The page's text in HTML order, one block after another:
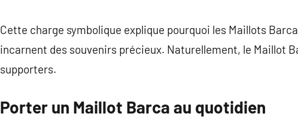
Cette charge symbolique explique pourquoi les Maillots
incarnent des souvenirs précieux. Naturellement, le Maillot
supporters.
Porter un Maillot Barca au quotidien